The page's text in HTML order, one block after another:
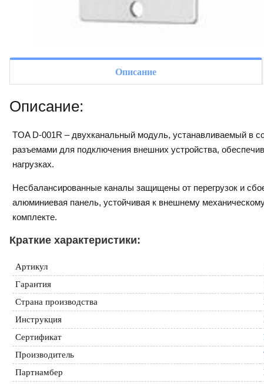
Описание
Описание:
TOA D-001R – двухканальный модуль, устанавливаемый в
разъемами для подключения внешних устройства,
нагрузках.
Несбалансированные каналы защищены от перегрузок и
алюминиевая панель, устойчивая к внешнему
комплекте.
Краткие характеристики:
Артикул
Гарантия
Страна производства
Инструкция
Сертификат
Производитель
Партнамбер